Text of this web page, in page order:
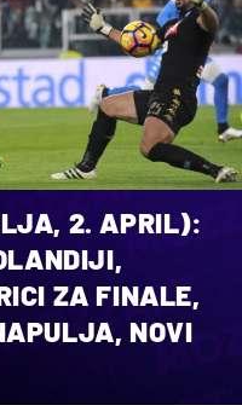
2. APRIL):
ZA FINALE,
NOVI